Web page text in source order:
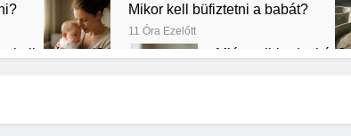
Mikor kell büfiztetni a babát?
11 Óra Ezelőtt
kell számolni? Miért zsibbad a kéz?